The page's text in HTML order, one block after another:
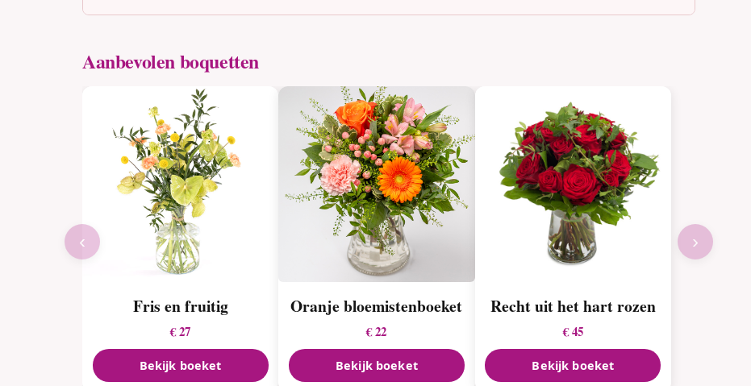
Aanbevolen boquetten
Fris en fruitig
€ 27
Bekijk boeket
Oranje bloemistenboeket
€ 22
Bekijk boeket
Recht uit het hart rozen
€ 45
Bekijk boeket
‹ ›